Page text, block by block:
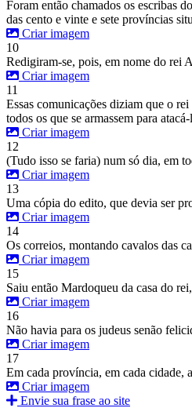
Foram então chamados os escribas
das cento e vinte e sete províncias
Criar imagem
10
Redigiram-se, pois, em nome do rei
Criar imagem
11
Essas comunicações diziam que o
todos os que se armassem para
Criar imagem
12
(Tudo isso se faria) num só dia, em
Criar imagem
13
Uma cópia do edito, que devia ser
Criar imagem
14
Os correios, montando cavalos das
Criar imagem
15
Saiu então Mardoqueu da casa do
Criar imagem
16
Não havia para os judeus senão
Criar imagem
17
Em cada província, em cada cidade,
Criar imagem
Envie sua frase ao site